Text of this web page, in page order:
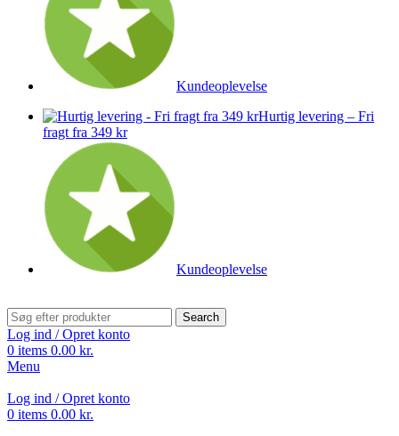
Kundeoplevelse
Hurtig levering – Fri
fragt fra 349 kr
Kundeoplevelse
Search
Log ind / Opret konto
0 items 0.00 kr.
Menu
Log ind / Opret konto
0 items 0.00 kr.